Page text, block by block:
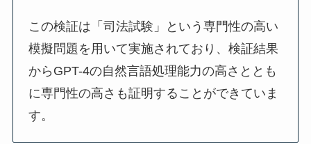
この検証は「司法試験」という専門性の高い
模擬問題を用いて実施されており、検証結果
からGPT-4の自然言語処理能力の高さととも
に専門性の高さも証明することができていま
す。